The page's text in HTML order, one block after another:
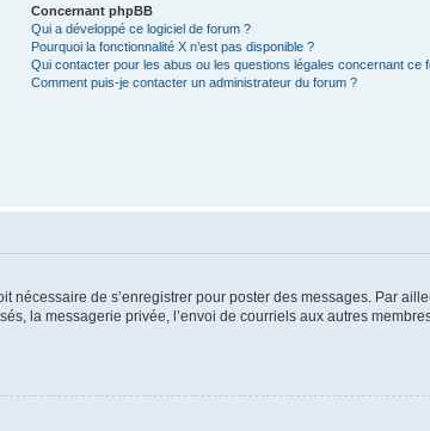
Concernant phpBB
Qui a développé ce logiciel de forum ?
Pourquoi la fonctionnalité X n’est pas disponible ?
Qui contacter pour les abus ou les questions légales concernant ce
Comment puis-je contacter un administrateur du forum ?
de s’enregistrer pour poster des messages. Par
la messagerie privée, l’envoi de courriels aux autres